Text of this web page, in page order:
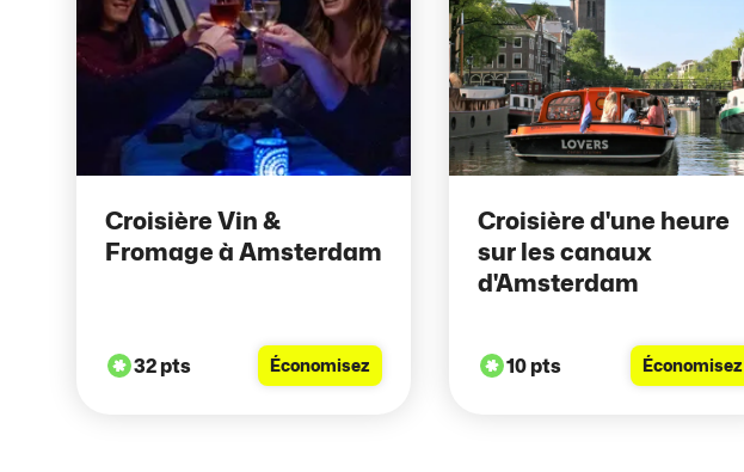
Croisière Vin &
Fromage à Amsterdam
32 pts Économisez
Croisière d'une heure
sur les canaux
d'Amsterdam
10 pts Économisez